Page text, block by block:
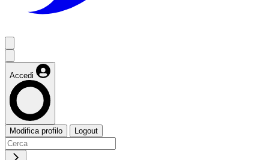
Accedi
Modifica profilo Logout